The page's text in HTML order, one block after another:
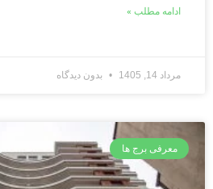
ادامه مطلب »
مرداد 14, 1405 بدون دیدگاه
معرفی برج ها